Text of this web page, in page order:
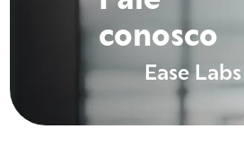
conosco
Ease Labs